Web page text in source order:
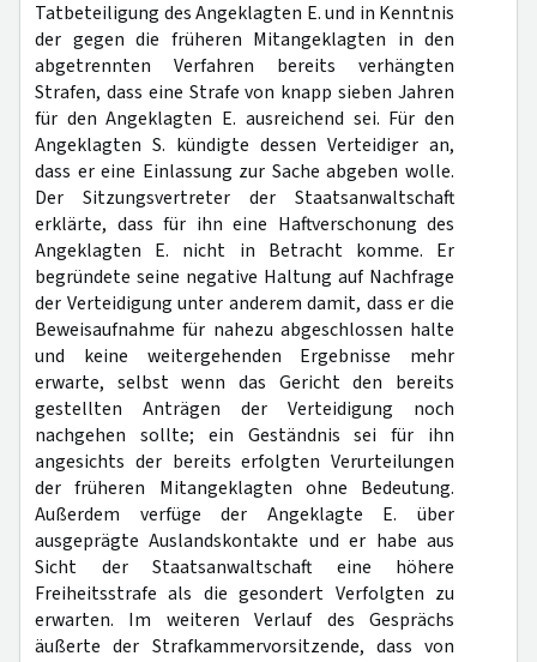
Tatbeteiligung des Angeklagten E. und in Kenntnis
der gegen die früheren Mitangeklagten in den
abgetrennten Verfahren bereits verhängten
Strafen, dass eine Strafe von knapp sieben Jahren
für den Angeklagten E. ausreichend sei. Für den
Angeklagten S. kündigte dessen Verteidiger an,
dass er eine Einlassung zur Sache abgeben wolle.
Der Sitzungsvertreter der Staatsanwaltschaft
erklärte, dass für ihn eine Haftverschonung des
Angeklagten E. nicht in Betracht komme. Er
begründete seine negative Haltung auf Nachfrage
der Verteidigung unter anderem damit, dass er die
Beweisaufnahme für nahezu abgeschlossen halte
und keine weitergehenden Ergebnisse mehr
erwarte, selbst wenn das Gericht den bereits
gestellten Anträgen der Verteidigung noch
nachgehen sollte; ein Geständnis sei für ihn
angesichts der bereits erfolgten Verurteilungen
der früheren Mitangeklagten ohne Bedeutung.
Außerdem verfüge der Angeklagte E. über
ausgeprägte Auslandskontakte und er habe aus
Sicht der Staatsanwaltschaft eine höhere
Freiheitsstrafe als die gesondert Verfolgten zu
erwarten. Im weiteren Verlauf des Gesprächs
äußerte der Strafkammervorsitzende, dass von